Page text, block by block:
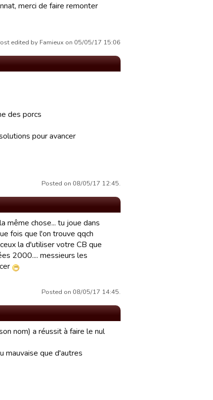
merci de faire remonter
edited by Famieux on 05/05/17 15:06
des porcs
pour avancer
Posted on 08/05/17 12:45.
même chose... tu joue dans
fois que l'on trouve qqch
la d'utiliser votre CB que
2000.... messieurs les
Posted on 08/05/17 14:45.
nom) a réussit à faire le nul
mauvaise que d'autres